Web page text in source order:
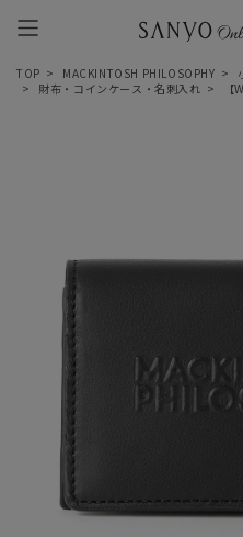
TOP MACKINTOSH PHILOSOPHY
財布・コインケース・名刺入れ
【